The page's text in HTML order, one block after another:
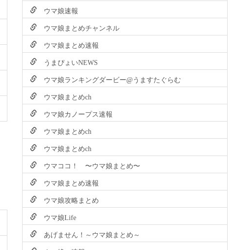
ウマ娘速報
ウマ娘まとめチャンネル
ウマ娘まとめ速報
うまぴょいNEWS
ウマ娘ランキングダービー@うますたぐらむ
ウマ娘まとめch
ウマ娘カノープス速報
ウマ娘まとめch
ウマ娘まとめch
ウマココ！ 〜ウマ娘まとめ〜
ウマ娘まとめ速報
ウマ娘攻略まとめ
ウマ娘Life
あげません！～ウマ娘まとめ～